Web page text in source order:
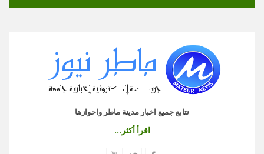
نتابع جميع اخبار مدينة ماطر واحوازها
اقرأ أكثر...